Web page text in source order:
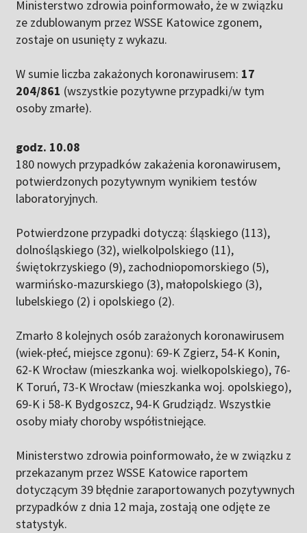
Ministerstwo zdrowia poinformowało, że w związku
ze zdublowanym przez WSSE Katowice zgonem,
zostaje on usunięty z wykazu.
W sumie liczba zakażonych koronawirusem: 17
204/861 (wszystkie pozytywne przypadki/w tym
osoby zmarłe).
godz. 10.08
180 nowych przypadków zakażenia koronawirusem,
potwierdzonych pozytywnym wynikiem testów
laboratoryjnych.
Potwierdzone przypadki dotyczą: śląskiego (113),
dolnośląskiego (32), wielkolpolskiego (11),
świętokrzyskiego (9), zachodniopomorskiego (5),
warmińsko-mazurskiego (3), małopolskiego (3),
lubelskiego (2) i opolskiego (2).
Zmarło 8 kolejnych osób zarażonych koronawirusem
(wiek-płeć, miejsce zgonu): 69-K Zgierz, 54-K Konin,
62-K Wrocław (mieszkanka woj. wielkopolskiego), 76-
K Toruń, 73-K Wrocław (mieszkanka woj. opolskiego),
69-K i 58-K Bydgoszcz, 94-K Grudziądz. Wszystkie
osoby miały choroby współistniejące.
Ministerstwo zdrowia poinformowało, że w związku z
przekazanym przez WSSE Katowice raportem
dotyczącym 39 błędnie zaraportowanych pozytywnych
przypadków z dnia 12 maja, zostają one odjęte ze
statystyk.